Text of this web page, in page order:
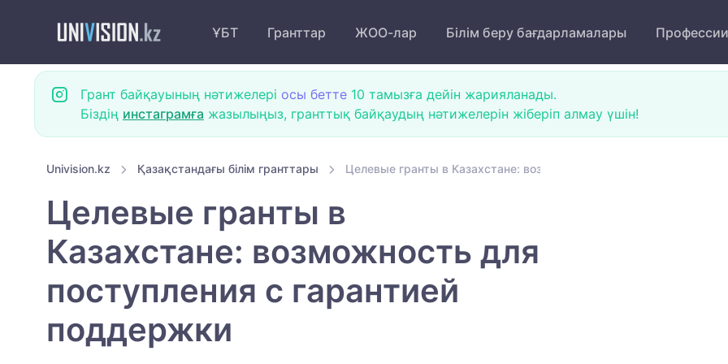
ҰБТ Гранттар ЖОО-лар Білім беру бағдарламалары Профессии
Грант байқауының нәтижелері осы бетте 10 тамызға дейін жарияланады.
Біздің инстаграмға жазылыңыз, гранттық байқаудың нәтижелерін жіберіп алмау үшін!
Univision.kz Қазақстандағы білім гранттары Целевые гранты в Казахстане: возможность для поступления с
Целевые гранты в
Казахстане: возможность для
поступления с гарантией
поддержки